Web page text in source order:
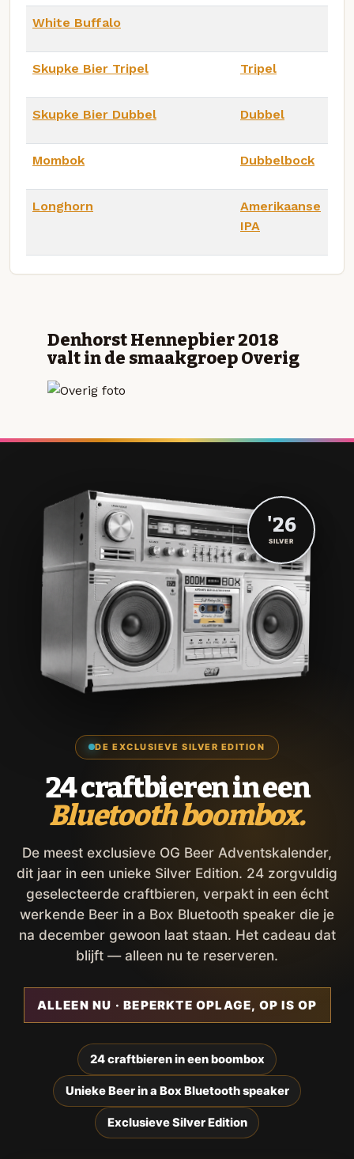
White Buffalo
Skupke Bier Tripel Tripel
Skupke Bier Dubbel Dubbel
Mombok Dubbelbock
Longhorn
Amerikaanse
IPA
Denhorst Hennepbier 2018
valt in de smaakgroep Overig
DE EXCLUSIEVE SILVER EDITION
24 craftbieren in een
Bluetooth boombox.
De meest exclusieve OG Beer Adventskalender,
dit jaar in een unieke Silver Edition. 24 zorgvuldig
geselecteerde craftbieren, verpakt in een écht
werkende Beer in a Box Bluetooth speaker die je
na december gewoon laat staan. Het cadeau dat
blijft — alleen nu te reserveren.
ALLEEN NU · BEPERKTE OPLAGE, OP IS OP
24 craftbieren in een boombox
Unieke Beer in a Box Bluetooth speaker
Exclusieve Silver Edition
'26
SILVER